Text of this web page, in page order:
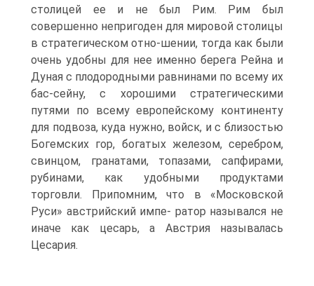
столицей ее и не был Рим. Рим был
совершенно непригоден для мировой столицы
в стратегическом отно-шении, тогда как были
очень удобны для нее именно берега Рейна и
Дуная с плодородными равнинами по всему их
бас-сейну, с хорошими стратегическими
путями по всему европейскому континенту
для подвоза, куда нужно, войск, и с близостью
Богемских гор, богатых железом, серебром,
свинцом, гранатами, топазами, сапфирами,
рубинами, как удобными продуктами
торговли. Припомним, что в «Московской
Руси» австрийский импе- ратор назывался не
иначе как цесарь, а Австрия называлась
Цесария.